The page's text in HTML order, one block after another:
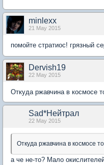
minlexx
21 May 2015
помойте стратиос! грязный
Dervish19
22 May 2015
Откуда ржавчина в космосе
Sad*Нейтрал
22 May 2015
Откуда ржавчина в космосе
а че не-то? Мало